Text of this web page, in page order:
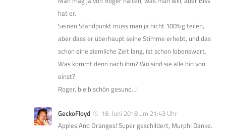
hat er.
Seinen Standpunkt muss man ja nicht 100%ig teilen,
aber dass er überhaupt seine Stimme erhebt, und das
schon eine ziemliche Zeit lang, ist schon lobenswert.
Was kommt denn nach ihm? Wo sind sie alle hin von
einst?
Roger, bleib schön gesund…!
GeckoFloyd
18. Juni 2018 um 21:43 Uhr
Apples And Oranges! Super geschildert, Murph! Danke.